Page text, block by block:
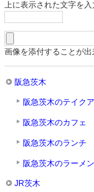
上に表示された文字を
画像を添付することが
阪急茨木
阪急茨木のテイク
阪急茨木のカフェ
阪急茨木のランチ
阪急茨木のラーメン
JR茨木